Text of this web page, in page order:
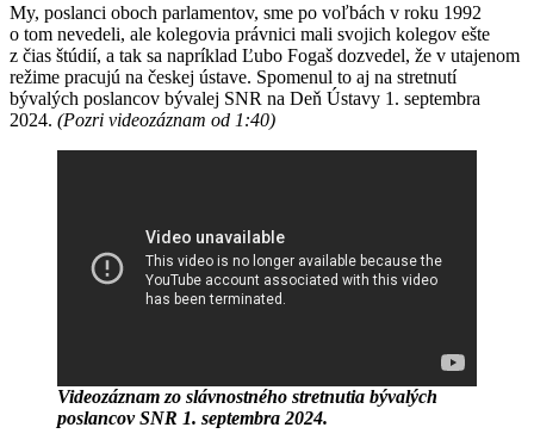
My, poslanci oboch parlamentov, sme po voľbách v roku 1992
o tom nevedeli, ale kolegovia právnici mali svojich kolegov ešte
z čias štúdií, a tak sa napríklad Ľubo Fogaš dozvedel, že v utajenom
režime pracujú na českej ústave. Spomenul to aj na stretnutí
bývalých poslancov bývalej SNR na Deň Ústavy 1. septembra
2024. (Pozri videozáznam od 1:40)
Videozáznam zo slávnostného stretnutia bývalých
poslancov SNR 1. septembra 2024.